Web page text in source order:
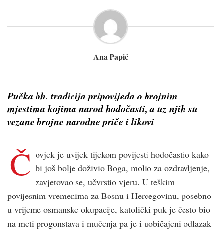
Ana Papić
Pučka bh. tradicija pripovijeda o brojnim
mjestima kojima narod hodočasti, a uz njih su
vezane brojne narodne priče i likovi
Č ovjek je uvijek tijekom povijesti hodočastio kako
bi još bolje doživio Boga, molio za ozdravljenje,
zavjetovao se, učvrstio vjeru. U teškim
povijesnim vremenima za Bosnu i Hercegovinu, posebno
u vrijeme osmanske okupacije, katolički puk je često bio
na meti progonstava i mučenja pa je i uobičajeni odlazak